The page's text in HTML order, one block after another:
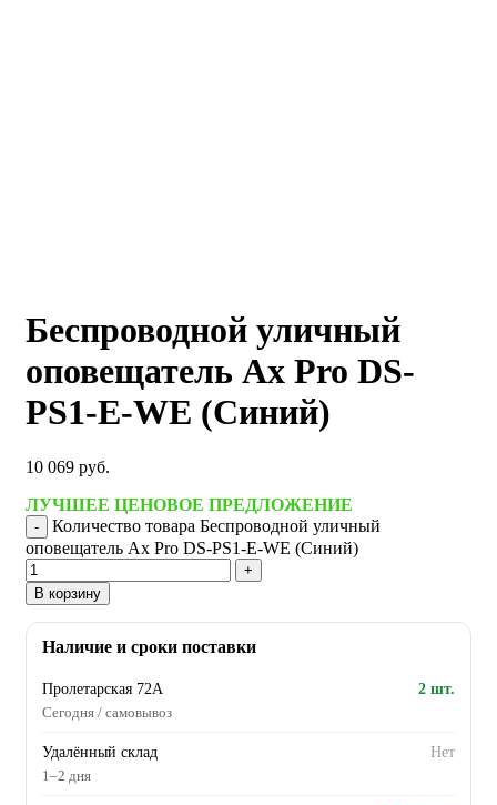
Беспроводной уличный
оповещатель Ax Pro DS-
PS1-E-WE (Синий)
10 069 руб.
ЛУЧШЕЕ ЦЕНОВОЕ ПРЕДЛОЖЕНИЕ
Количество товара Беспроводной уличный
оповещатель Ax Pro DS-PS1-E-WE (Синий)
В корзину
Наличие и сроки поставки
Пролетарская 72А
2 шт.
Сегодня / самовывоз
Удалённый склад
Нет
1–2 дня